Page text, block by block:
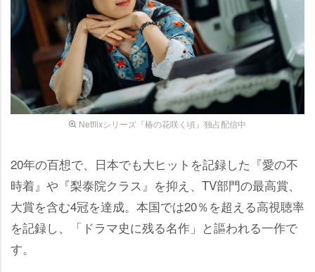
Netflixシリーズ『椿の花咲く頃』独占配信中
20年の百想で、日本でも大ヒットを記録した『愛の不
時着』や『梨泰院クラス』を抑え、TV部門の最高賞、
大賞を含む4冠を達成。本国では20％を超える高視聴率
を記録し、「ドラマ史に残る名作」と謳われる一作で
す。